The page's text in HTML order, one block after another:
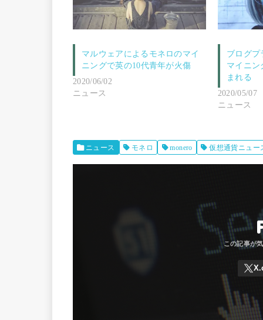
マルウェアによるモネロのマイ
ニングで英の10代青年が火傷
2020/06/02
ニュース
ブログプ
マイニン
まれる
2020/05/07
ニュース
ニュース モネロ monero 仮想通貨ニュー